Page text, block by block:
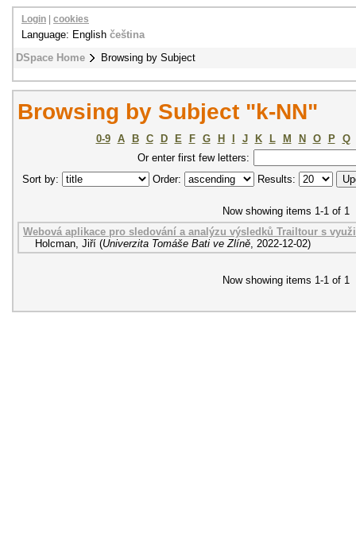
DSpace Home Browsing by Subject
Login cookies
Language: English čeština
Browsing by Subject "k-NN"
0-9 A B C D E F G H J K L M N O P
Q
Or enter first few letters:
Sort by:
Order: Results:
Now showing items 1-1 of 1
Webová aplikace pro sledování a analýzu výsledků Trailtour s
Holcman, Jiří (Univerzita Tomáše Bati ve Zlíně, 2022-12-02)
Now showing items 1-1 of 1